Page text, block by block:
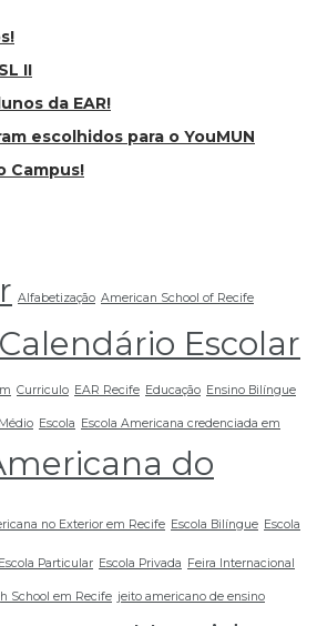
II
da EAR!
escolhidos para o YouMUN
Campus!
Alfabetização American School of Recife
Calendário Escolar
Curriculo EAR Recife Educação Ensino Bilíngue
Escola Escola Americana credenciada em
do
no Exterior em Recife Escola Bilíngue Escola
Escola Particular Escola Privada Feira Internacional
School em Recife jeito americano de ensino